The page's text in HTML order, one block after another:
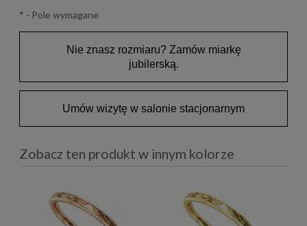
* - Pole wymagane
Nie znasz rozmiaru? Zamów miarkę
jubilerską.
Umów wizytę w salonie stacjonarnym
Zobacz ten produkt w innym kolorze